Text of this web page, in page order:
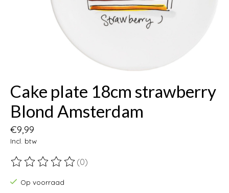
Cake plate 18cm strawberry
Blond Amsterdam
€9,99
Incl. btw
De beoordeling van dit product is
(0)
Op voorraad